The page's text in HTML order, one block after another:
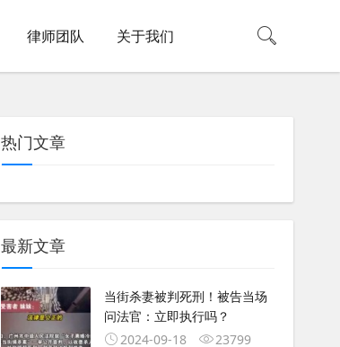
律师团队 关于我们
热门文章
最新文章
当街杀妻被判死刑！被告当场
问法官：立即执行吗？
2024-09-18
23799